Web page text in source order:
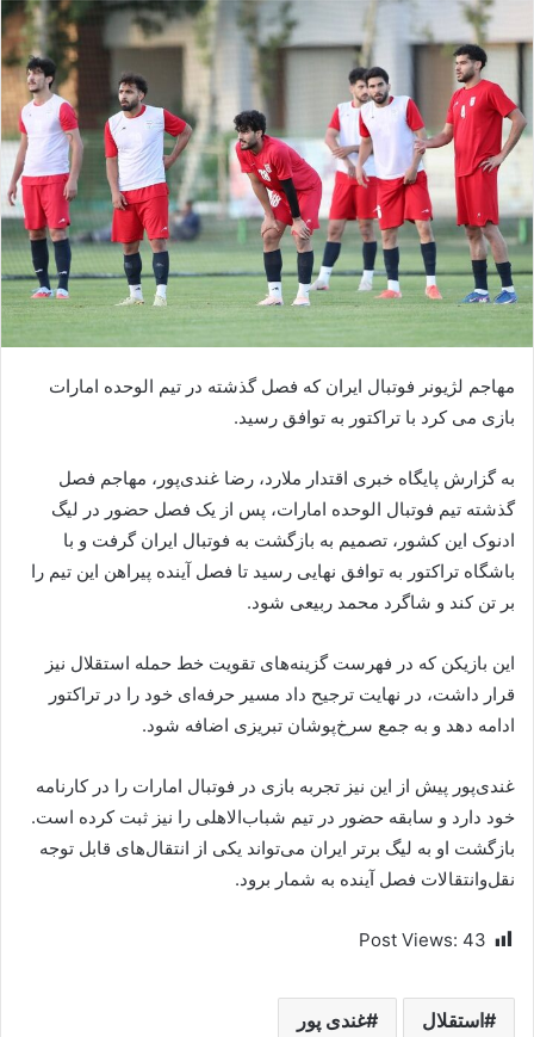
مهاجم لژیونر فوتبال ایران که فصل گذشته در تیم الوحده امارات
بازی می کرد با تراکتور به توافق رسید.
به گزارش پایگاه خبری اقتدار ملارد، رضا غندی‌پور، مهاجم فصل
گذشته تیم فوتبال الوحده امارات، پس از یک فصل حضور در لیگ
ادنوک این کشور، تصمیم به بازگشت به فوتبال ایران گرفت و با
باشگاه تراکتور به توافق نهایی رسید تا فصل آینده پیراهن این تیم را
بر تن کند و شاگرد محمد ربیعی شود.
این بازیکن که در فهرست گزینه‌های تقویت خط حمله استقلال نیز
قرار داشت، در نهایت ترجیح داد مسیر حرفه‌ای خود را در تراکتور
ادامه دهد و به جمع سرخ‌پوشان تبریزی اضافه شود.
غندی‌پور پیش از این نیز تجربه بازی در فوتبال امارات را در کارنامه
خود دارد و سابقه حضور در تیم شباب‌الاهلی را نیز ثبت کرده است.
بازگشت او به لیگ برتر ایران می‌تواند یکی از انتقال‌های قابل توجه
نقل‌وانتقالات فصل آینده به شمار برود.
Post Views: 43
استقلال غندی پور